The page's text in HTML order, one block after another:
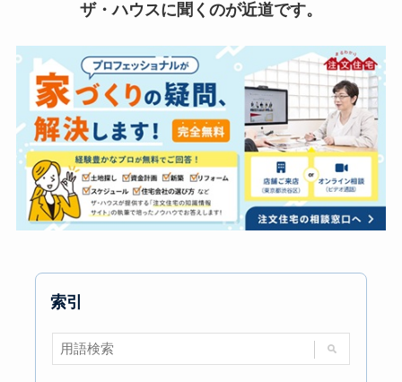
ザ・ハウスに聞くのが近道です。
索引